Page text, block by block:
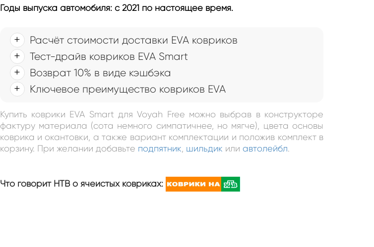
Годы выпуска автомобиля: с 2021 по настоящее время.
Расчёт стоимости доставки EVA ковриков
Тест-драйв ковриков EVA Smart
Возврат 10% в виде кэшбэка
Ключевое преимущество ковриков EVA
Купить коврики EVA Smart для Voyah Free можно выбрав в конструкторе
фактуру материала (сота немного симпатичнее, но мягче), цвета основы
коврика и окантовки, а также вариант комплектации и положив комплект в
корзину. При желании добавьте подпятник шильдик или автолейбл.
Что говорит НТВ о ячеистых ковриках: